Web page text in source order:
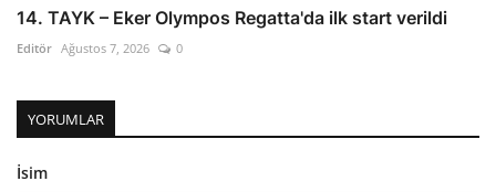
14. TAYK – Eker Olympos Regatta'da ilk start verildi
Editör Ağustos 7, 2026 0
YORUMLAR
İsim